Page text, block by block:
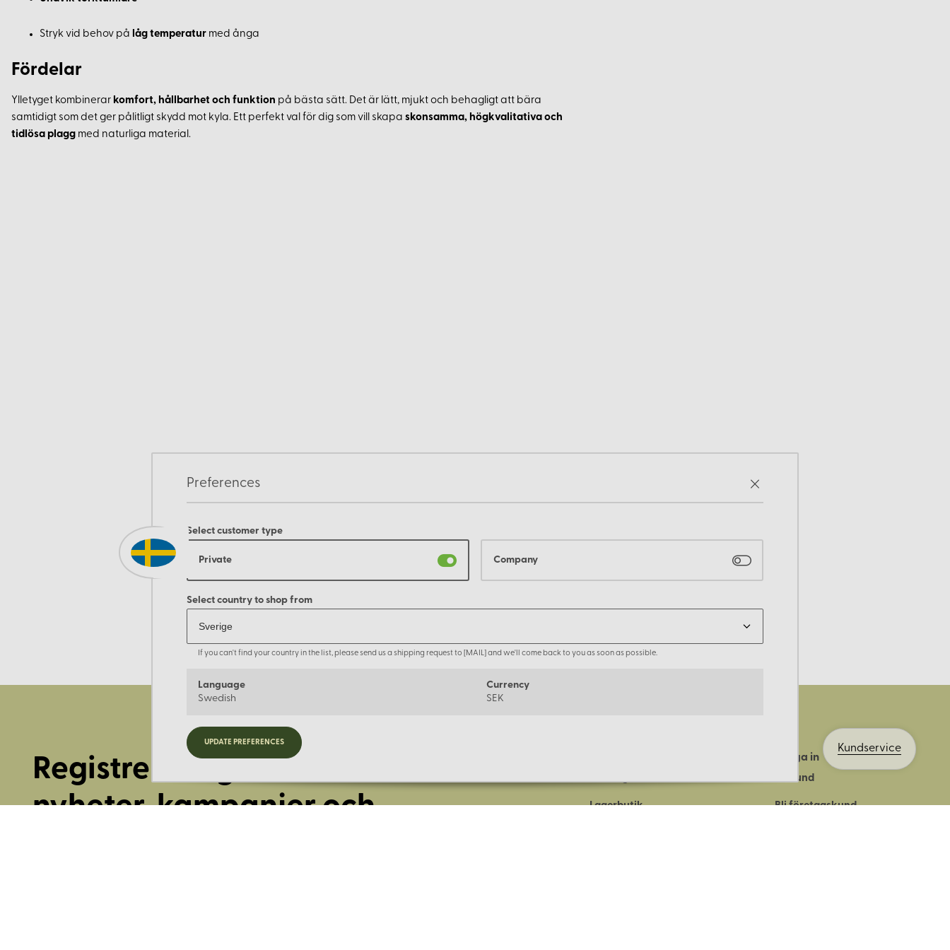
Kundservice
Preferences
Select customer type
Private Company
Select country to shop from
If you can't find your country in the list, please send us a shipping request to [MAIL] and we'll come back to you as soon as possible.
Language
Swedish
Currency
SEK
UPDATE PREFERENCES
Stryk vid behov på låg temperatur med ånga
Fördelar
Ylletyget kombinerar komfort, hållbarhet och funktion på bästa sätt. Det är lätt, mjukt och behagligt att bära
samtidigt som det ger pålitligt skydd mot kyla. Ett perfekt val för dig som vill skapa skonsamma, högkvalitativa och
tidlösa plagg med naturliga material.
Registrera dig för
nyheter, kampanjer och
Företagets historia
Lagerbutik
Logga in
Bli kund
Bli företagskund